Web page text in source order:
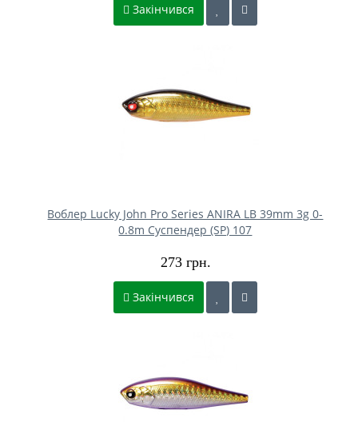
Закінчився
Воблер Lucky John Pro Series ANIRA LB 39mm 3g 0-
0.8m Cуспендер (SP) 107
273 грн.
Закінчився